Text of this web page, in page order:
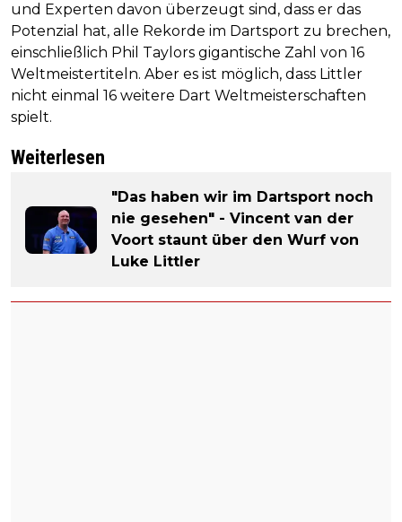
und Experten davon überzeugt sind, dass er das
Potenzial hat, alle Rekorde im Dartsport zu brechen,
einschließlich Phil Taylors gigantische Zahl von 16
Weltmeistertiteln. Aber es ist möglich, dass Littler
nicht einmal 16 weitere Dart Weltmeisterschaften
spielt.
Weiterlesen
"Das haben wir im Dartsport noch
nie gesehen" - Vincent van der
Voort staunt über den Wurf von
Luke Littler